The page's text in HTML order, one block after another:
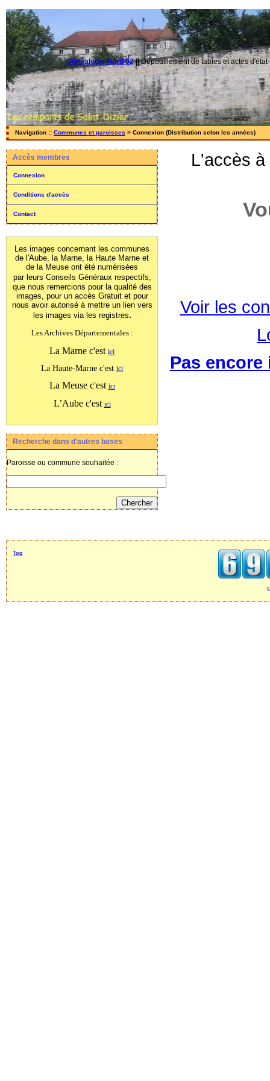
Généalogie Nord 52||Dépouillement de tables et actes
Navigation :: Communes et paroisses > Connexion (Distribution selon les années)
Accès membres
Connexion
Conditions d'accès
Contact
Les images concernant les communes
de l'Aube, la Marne, la Haute Marne et
de la Meuse ont été numérisées
par leurs Conseils Généraux respectifs,
que nous remercions pour la qualité des
images, pour un accès Gratuit et pour
nous avoir autorisé à mettre un lien vers
les images via les registres.
Les Archives Départementales :
La Marne c'est ici
La Haute-Marne c'est ici
La Meuse c'est ici
L’Aube c'est ici
Recherche dans d'autres bases
Paroisse ou commune souhaitée :
L'accès
Voir les
Pas
Top